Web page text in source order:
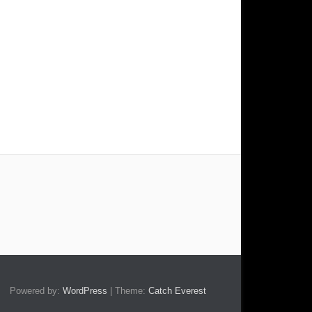
Powered by: WordPress | Theme: Catch Everest